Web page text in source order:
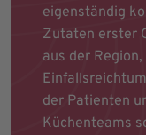
eigenständig
Zutaten erster
aus der
der Patienten
Küchenteams